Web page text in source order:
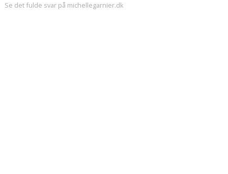
Se det fulde svar på michellegarnier.dk